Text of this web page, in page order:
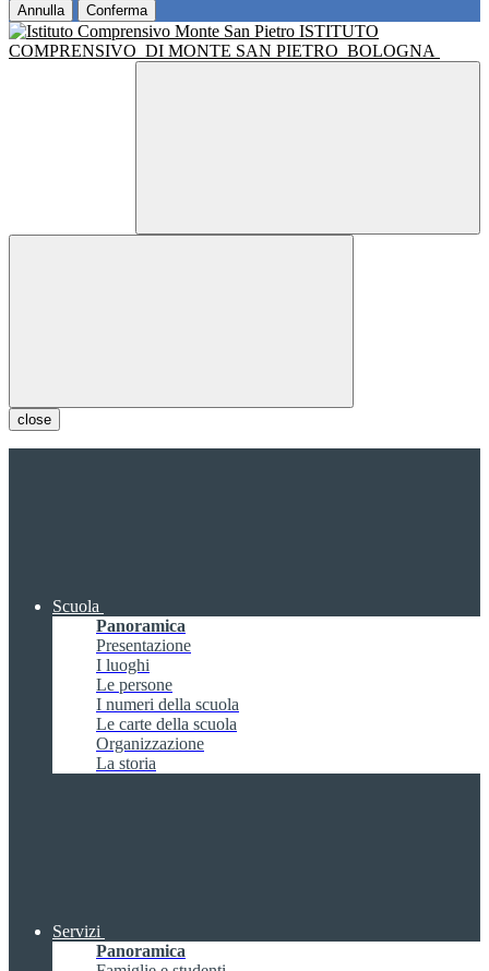
Annulla Conferma
ISTITUTO
COMPRENSIVO DI MONTE SAN PIETRO BOLOGNA
close
Scuola
Panoramica
Presentazione
I luoghi
Le persone
I numeri della scuola
Le carte della scuola
Organizzazione
La storia
Servizi
Panoramica